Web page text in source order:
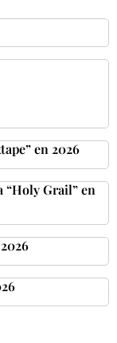
en 2026
“Holy Grail” en